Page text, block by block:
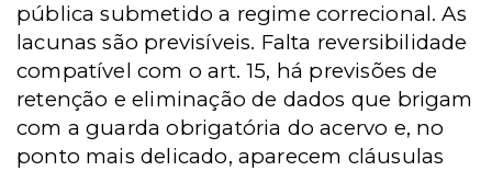
pública submetido a regime correcional. As
lacunas são previsíveis. Falta reversibilidade
compatível com o art. 15, há previsões de
retenção e eliminação de dados que brigam
com a guarda obrigatória do acervo e, no
ponto mais delicado, aparecem cláusulas